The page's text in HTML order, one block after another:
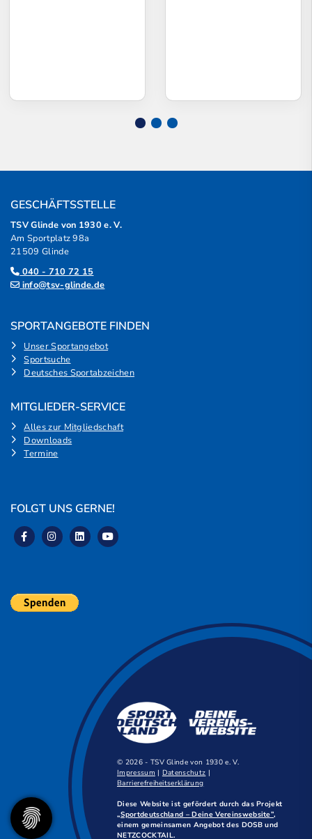
GESCHÄFTSSTELLE
TSV Glinde von 1930 e. V.
Am Sportplatz 98a
21509 Glinde
040 - 710 72 15
info@tsv-glinde.de
SPORTANGEBOTE FINDEN
Unser Sportangebot
Sportsuche
Deutsches Sportabzeichen
MITGLIEDER-SERVICE
Alles zur Mitgliedschaft
Downloads
Termine
FOLGT UNS GERNE!
© 2026 - TSV Glinde von 1930 e. V.
Impressum | Datenschutz |
Barrierefreiheitserklärung
Diese Website ist gefördert durch das Projekt
„Sportdeutschland – Deine Vereinswebsite”,
einem gemeinsamen Angebot des DOSB und
NETZCOCKTAIL.